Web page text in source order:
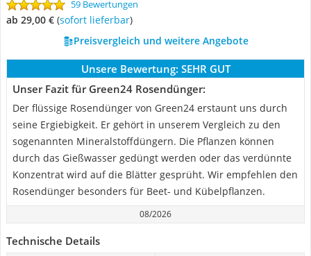
59 Bewertungen
ab 29,00 € ( Sofort lieferbar)
Preisvergleich und weitere Angebote
Unsere Bewertung: SEHR GUT
Unser Fazit für Green24 Rosendünger:
Der flüssige Rosendünger von Green24 erstaunt uns durch
seine Ergiebigkeit. Er gehört in unserem Vergleich zu den
sogenannten Mineralstoffdüngern. Die Pflanzen können
durch das Gießwasser gedüngt werden oder das verdünnte
Konzentrat wird auf die Blätter gesprüht. Wir empfehlen den
Rosendünger besonders für Beet- und Kübelpflanzen.
08/2026
Technische Details